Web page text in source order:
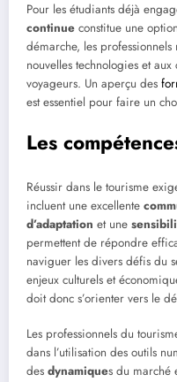
Pour les étudiants déjà
continue constitue une
démarche, les
nouvelles technologies et
voyageurs. Un aperçu des
est essentiel pour faire un
Les
Réussir dans le tourisme
incluent une excellente
d’adaptation et une
permettent de répondre
naviguer les divers défis du
enjeux culturels et
doit donc s’orienter vers le
Les professionnels du
dans l’utilisation des outils
des dynamiques du marché